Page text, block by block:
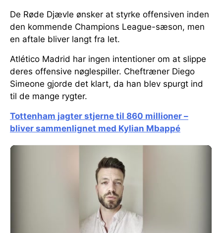
De Røde Djævle ønsker at styrke offensiven inden
den kommende Champions League-sæson, men
en aftale bliver langt fra let.
Atlético Madrid har ingen intentioner om at slippe
deres offensive nøglespiller. Cheftræner Diego
Simeone gjorde det klart, da han blev spurgt ind
til de mange rygter.
Tottenham jagter stjerne til 860 millioner –
bliver sammenlignet med Kylian Mbappé